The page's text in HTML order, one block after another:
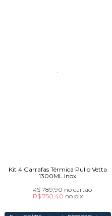
Kit 4 Garrafas Térmica Pullo Vetta
1300ML Inox
R$ 789,90 no cartão
R$ 750,40 no pix